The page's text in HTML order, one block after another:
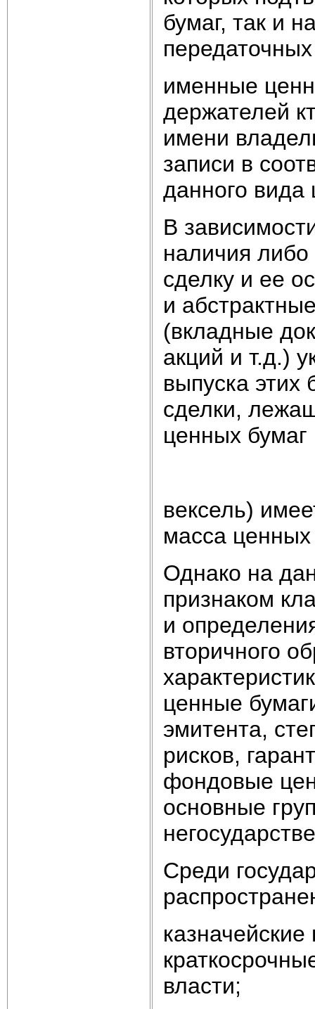
бумаг, так и
именные
держателей
имени
записи в
данного вида
В
наличия либо
сделку и ее
и
(вкладные
акций и т.д.)
выпуска этих
сделки,
ценных
вексель)
масса
Однако на
признаком
и
вторичного
ценные
эмитента,
рисков,
фондовые
основные
Среди
власти;